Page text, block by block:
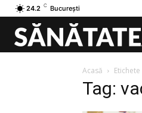
24.2 C București
Acasă Etichete
Tag: